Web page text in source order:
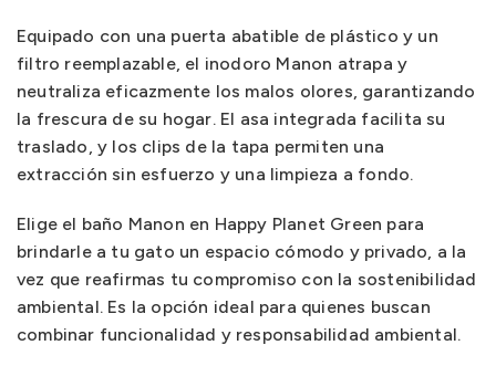
Equipado con una puerta abatible de plástico y un
filtro reemplazable, el inodoro Manon atrapa y
neutraliza eficazmente los malos olores, garantizando
la frescura de su hogar. El asa integrada facilita su
traslado, y los clips de la tapa permiten una
extracción sin esfuerzo y una limpieza a fondo.
Elige el baño Manon en Happy Planet Green para
brindarle a tu gato un espacio cómodo y privado, a la
vez que reafirmas tu compromiso con la sostenibilidad
ambiental. Es la opción ideal para quienes buscan
combinar funcionalidad y responsabilidad ambiental.